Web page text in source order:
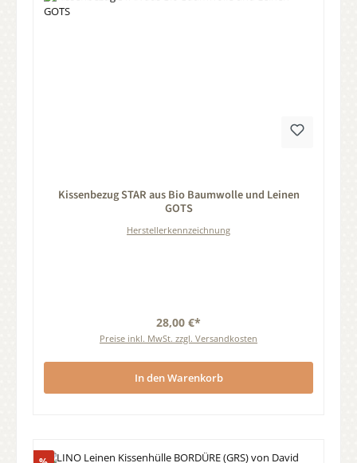
Kissenbezug STAR aus Bio Baumwolle und Leinen
GOTS
Herstellerkennzeichnung
28,00 €*
Preise inkl. MwSt. zzgl. Versandkosten
In den Warenkorb